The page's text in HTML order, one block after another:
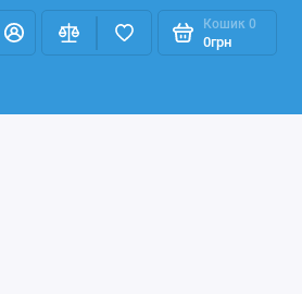
Кошик 0
0грн